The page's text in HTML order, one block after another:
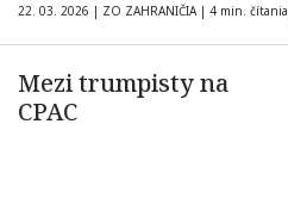
22. 03. 2026 | ZO ZAHRANIČIA | 4 min. čítania
Mezi trumpisty na
CPAC